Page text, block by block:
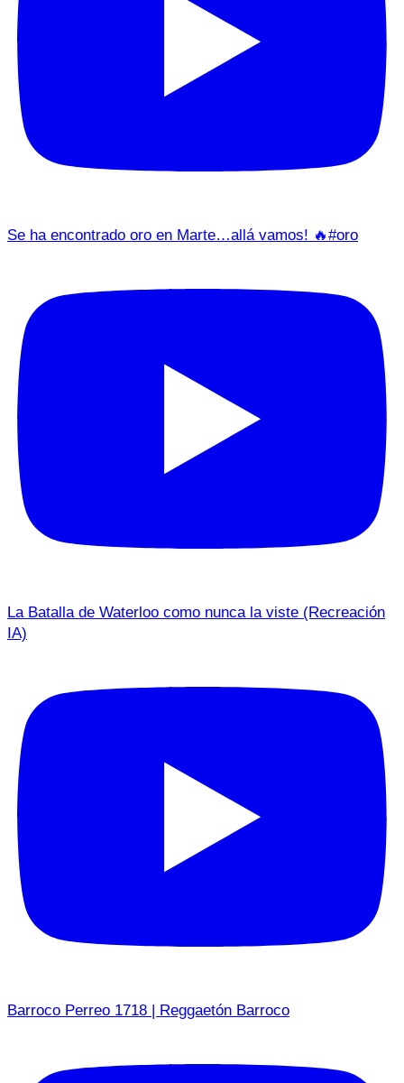
Se ha encontrado oro en Marte…allá vamos! 🔥#oro
La Batalla de Waterloo como nunca la viste (Recreación
IA)
Barroco Perreo 1718 | Reggaetón Barroco